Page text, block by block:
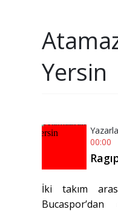
Yersin
00:00
İki takım